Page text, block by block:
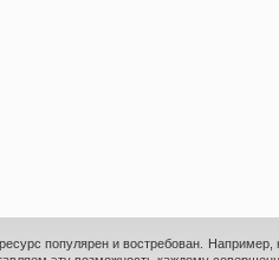
популярен и востребован. Например,